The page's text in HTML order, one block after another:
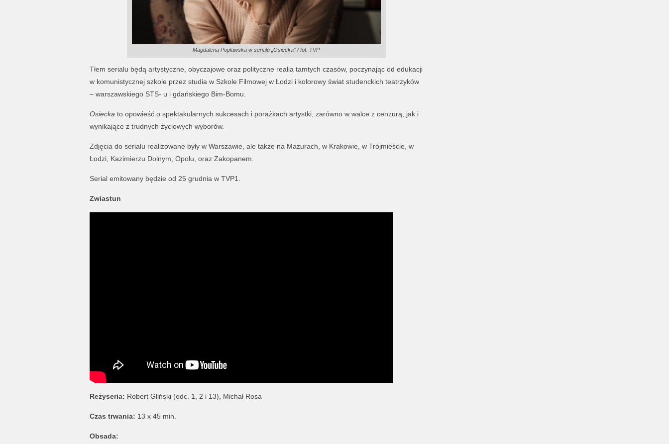
Magdalena Popławska w serialu „Osiecka” / fot. TVP
Tłem serialu będą artystyczne, obyczajowe oraz polityczne realia tamtych czasów, poczynając od edukacji
w komunistycznej szkole przez studia w Szkole Filmowej w Łodzi i kolorowy świat studenckich teatrzyków
– warszawskiego STS- u i gdańskiego Bim-Bomu.
Osiecka to opowieść o spektakularnych sukcesach i porażkach artystki, zarówno w walce z cenzurą, jak i
wynikające z trudnych życiowych wyborów.
Zdjęcia do serialu realizowane były w Warszawie, ale także na Mazurach, w Krakowie, w Trójmieście, w
Łodzi, Kazimierzu Dolnym, Opolu, oraz Zakopanem.
Serial emitowany będzie od 25 grudnia w TVP1.
Zwiastun
Reżyseria: Robert Gliński (odc. 1, 2 i 13), Michał Rosa
Czas trwania: 13 x 45 min.
Obsada: